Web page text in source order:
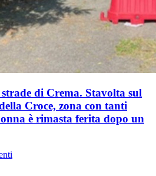
di Crema. Stavolta sul
Croce, zona con tanti
è rimasta ferita dopo un